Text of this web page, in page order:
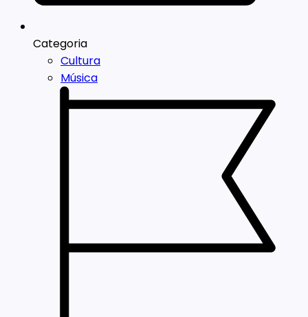
Categoria
Cultura
Música